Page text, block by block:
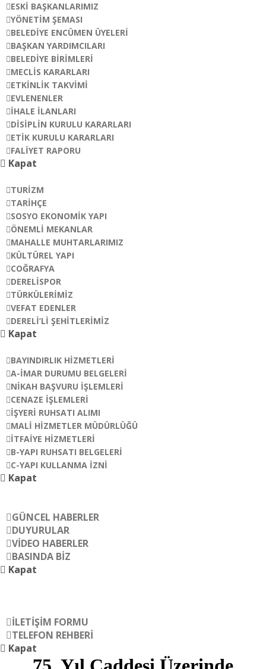
ESKI BAŞKANLARIMIZ
YÖNETIM ŞEMASI
BELEDIYE ENCÜMEN ÜYELERI
BAŞKAN YARDIMCILARI
BELEDIYE BIRIMLERI
MECLIS KARARLARI
ETKINLIK TAKVIMI
EVLENENLER
İHALE İLANLARI
DISIPLIN KURULU KARARLARI
ETIK KURULU KARARLARI
FALIYET RAPORU
Kapat
TURIZM
TARIHÇE
SOSYO EKONOMIK YAPI
ÖNEMLI MEKANLAR
MAHALLE MUHTARLARIMIZ
KÜLTÜREL YAPI
COĞRAFYA
DERELISPOR
TÜRKÜLERIMIZ
VEFAT EDENLER
DERELI’LI ŞEHITLERIMIZ
Kapat
BAYINDIRLIK HIZMETLERI
A-İMAR DURUMU BELGELERI
NIKAH BAŞVURU İŞLEMLERI
CENAZE İŞLEMLERI
İŞYERI RUHSATI ALIMI
MALI HIZMETLER MÜDÜRLÜĞÜ
İTFAIYE HIZMETLERI
B-YAPI RUHSATI BELGELERI
C-YAPI KULLANMA İZNI
Kapat
GÜNCEL HABERLER
DUYURULAR
VIDEO HABERLER
BASINDA BIZ
Kapat
İLETIŞIM FORMU
TELEFON REHBERI
Kapat